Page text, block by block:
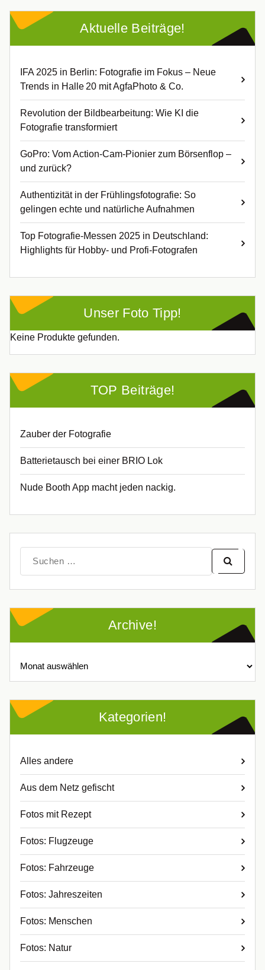
Aktuelle Beiträge!
IFA 2025 in Berlin: Fotografie im Fokus – Neue
Trends in Halle 20 mit AgfaPhoto & Co.
Revolution der Bildbearbeitung: Wie KI die
Fotografie transformiert
GoPro: Vom Action-Cam-Pionier zum Börsenflop –
und zurück?
Authentizität in der Frühlingsfotografie: So
gelingen echte und natürliche Aufnahmen
Top Fotografie-Messen 2025 in Deutschland:
Highlights für Hobby- und Profi-Fotografen
Unser Foto Tipp!
Keine Produkte gefunden.
TOP Beiträge!
Zauber der Fotografie
Batterietausch bei einer BRIO Lok
Nude Booth App macht jeden nackig.
nach:
Archive!
Kategorien!
Alles andere
Aus dem Netz gefischt
Fotos mit Rezept
Fotos: Flugzeuge
Fotos: Fahrzeuge
Fotos: Jahreszeiten
Fotos: Menschen
Fotos: Natur